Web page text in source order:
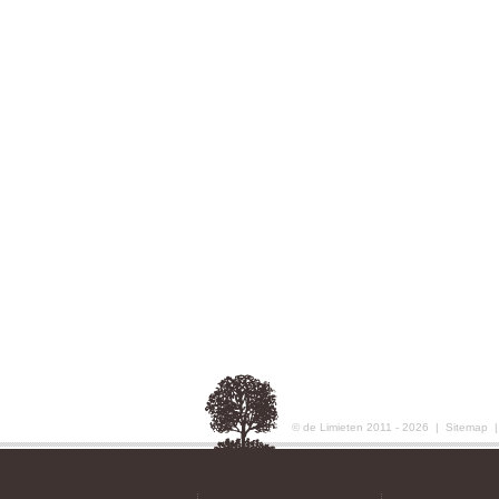
© de Limieten 2011 - 2026 | Sitemap |